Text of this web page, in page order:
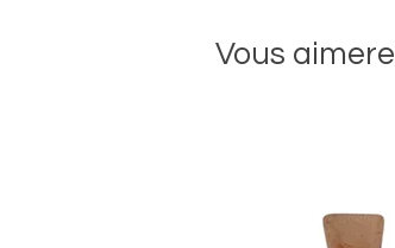
Vous